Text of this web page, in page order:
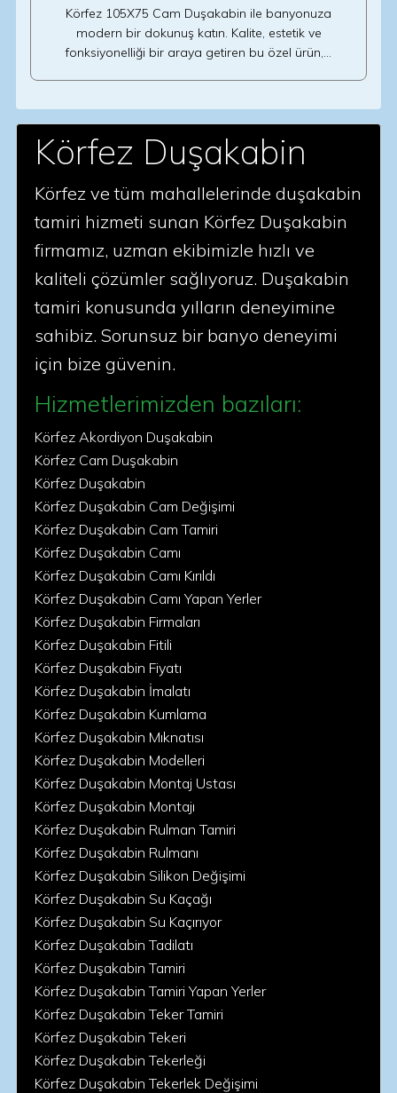
Körfez 105X75 Cam Duşakabin ile banyonuza
modern bir dokunuş katın. Kalite, estetik ve
fonksiyonelliği bir araya getiren bu özel ürün,…
Körfez Duşakabin
Körfez ve tüm mahallelerinde duşakabin
tamiri hizmeti sunan Körfez Duşakabin
firmamız, uzman ekibimizle hızlı ve
kaliteli çözümler sağlıyoruz. Duşakabin
tamiri konusunda yılların deneyimine
sahibiz. Sorunsuz bir banyo deneyimi
için bize güvenin.
Hizmetlerimizden bazıları:
Körfez Akordiyon Duşakabin
Körfez Cam Duşakabin
Körfez Duşakabin
Körfez Duşakabin Cam Değişimi
Körfez Duşakabin Cam Tamiri
Körfez Duşakabin Camı
Körfez Duşakabin Camı Kırıldı
Körfez Duşakabin Camı Yapan Yerler
Körfez Duşakabin Firmaları
Körfez Duşakabin Fitili
Körfez Duşakabin Fiyatı
Körfez Duşakabin İmalatı
Körfez Duşakabin Kumlama
Körfez Duşakabin Mıknatısı
Körfez Duşakabin Modelleri
Körfez Duşakabin Montaj Ustası
Körfez Duşakabin Montajı
Körfez Duşakabin Rulman Tamiri
Körfez Duşakabin Rulmanı
Körfez Duşakabin Silikon Değişimi
Körfez Duşakabin Su Kaçağı
Körfez Duşakabin Su Kaçırıyor
Körfez Duşakabin Tadilatı
Körfez Duşakabin Tamiri
Körfez Duşakabin Tamiri Yapan Yerler
Körfez Duşakabin Teker Tamiri
Körfez Duşakabin Tekeri
Körfez Duşakabin Tekerleği
Körfez Duşakabin Tekerlek Değişimi